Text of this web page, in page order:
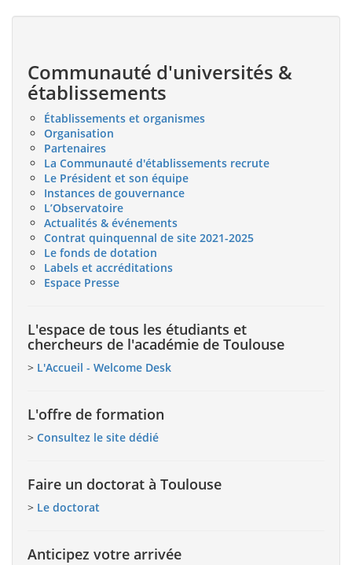
Communauté d'universités &
établissements
Établissements et organismes
Organisation
Partenaires
La Communauté d'établissements recrute
Le Président et son équipe
Instances de gouvernance
L’Observatoire
Actualités & événements
Contrat quinquennal de site 2021-2025
Le fonds de dotation
Labels et accréditations
Espace Presse
L'espace de tous les étudiants et
chercheurs de l'académie de Toulouse
> L'Accueil - Welcome Desk
L'offre de formation
> Consultez le site dédié
Faire un doctorat à Toulouse
> Le doctorat
Anticipez votre arrivée